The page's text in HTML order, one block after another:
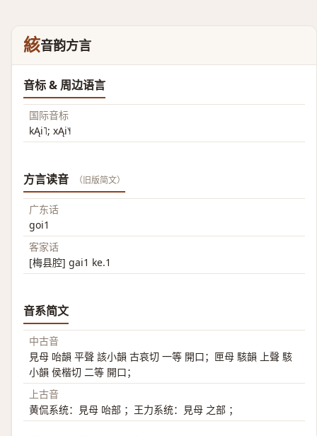
絯音韵方言
音标 & 周边语言
国际音标
kĄi˥; xĄi˥˧
方言读音 （旧版简文）
广东话
goi1
客家话
[梅县腔] gai1 ke.1
音系简文
中古音
見母 咍韻 平聲 該小韻 古哀切 一等 開口；匣母 駭韻 上聲 駭
小韻 侯楷切 二等 開口；
上古音
黄侃系统：見母 咍部 ；王力系统：見母 之部 ；